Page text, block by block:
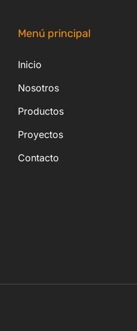
Menú principal
Inicio
Nosotros
Productos
Proyectos
Contacto